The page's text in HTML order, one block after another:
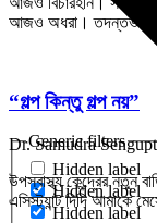
Generic filters
Hidden label
Hidden label
Hidden label
আজও অধরা। তদন্তভার
“গল্প কিন্তু গল্প নয়”
Dr. Samudra
উপস্বাস্থ্য কেন্দ্রের নতুন
এসিস্ট্যান্ট দিদি আমাকে